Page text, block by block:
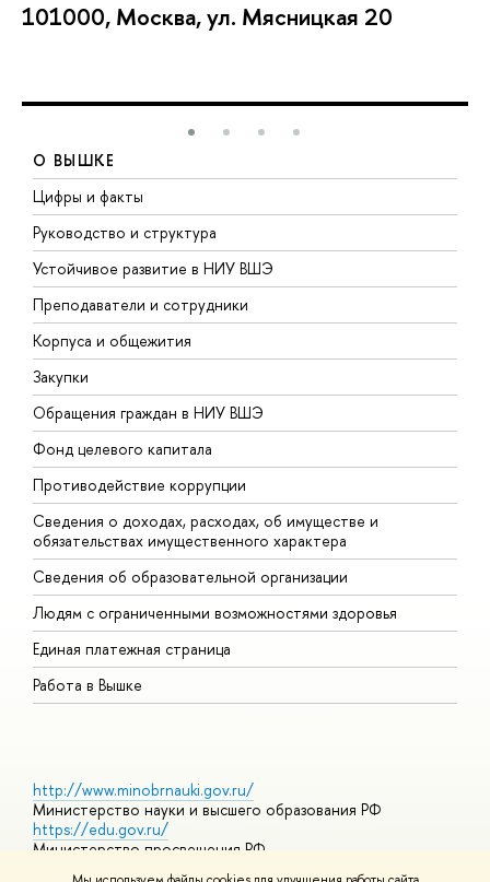
101000, Москва, ул. Мясницкая 20
О ВЫШКЕ
Цифры и факты
Руководство и структура
Устойчивое развитие в НИУ ВШЭ
Преподаватели и сотрудники
Корпуса и общежития
Закупки
Обращения граждан в НИУ ВШЭ
Фонд целевого капитала
Противодействие коррупции
Сведения о доходах, расходах, об имуществе и
обязательствах имущественного характера
Сведения об образовательной организации
Людям с ограниченными возможностями здоровья
Единая платежная страница
Работа в Вышке
http://www.minobrnauki.gov.ru/
Министерство науки и высшего образования РФ
https://edu.gov.ru/
Министерство просвещения РФ